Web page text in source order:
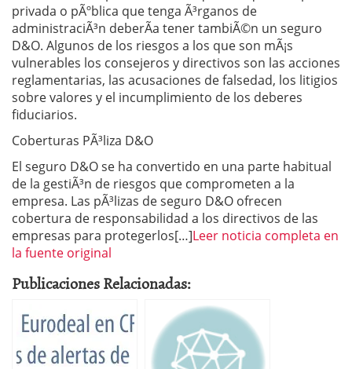
privada o pÃºblica que tenga Ã³rganos de
administraciÃ³n deberÃ­a tener tambiÃ©n un seguro
D&O. Algunos de los riesgos a los que son mÃ¡s
vulnerables los consejeros y directivos son las acciones
reglamentarias, las acusaciones de falsedad, los litigios
sobre valores y el incumplimiento de los deberes
fiduciarios.
Coberturas PÃ³liza D&O
El seguro D&O se ha convertido en una parte habitual
de la gestiÃ³n de riesgos que comprometen a la
empresa. Las pÃ³lizas de seguro D&O ofrecen
cobertura de responsabilidad a los directivos de las
empresas para protegerlos[…]Leer noticia completa en
la fuente original
Publicaciones Relacionadas: